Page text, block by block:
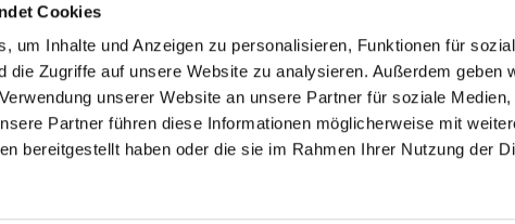
Cookies
um Inhalte und Anzeigen zu personalisieren, Funktionen für
die Zugriffe auf unsere Website zu analysieren. Außerdem geben
unserer Website an unsere Partner für soziale Medien,
Partner führen diese Informationen möglicherweise mit
bereitgestellt haben oder die sie im Rahmen Ihrer Nutzung der
Impressum Datenschutzerklärung ChurchDesk-